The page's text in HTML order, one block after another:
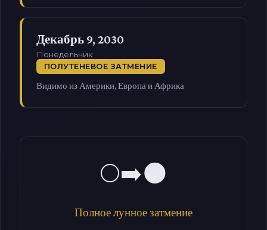
Декабрь 9, 2030
Понедельник
ПОЛУТЕНЕВОЕ ЗАТМЕНИЕ
Видимо из Америки, Европа и Африка
🌕➡️🌑
Полное лунное затмение